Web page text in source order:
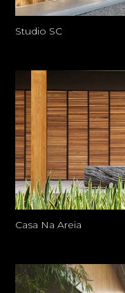
Studio SC
Casa Na Areia